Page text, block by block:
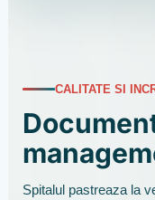
CALITATE SI
Spitalul pastreaza la